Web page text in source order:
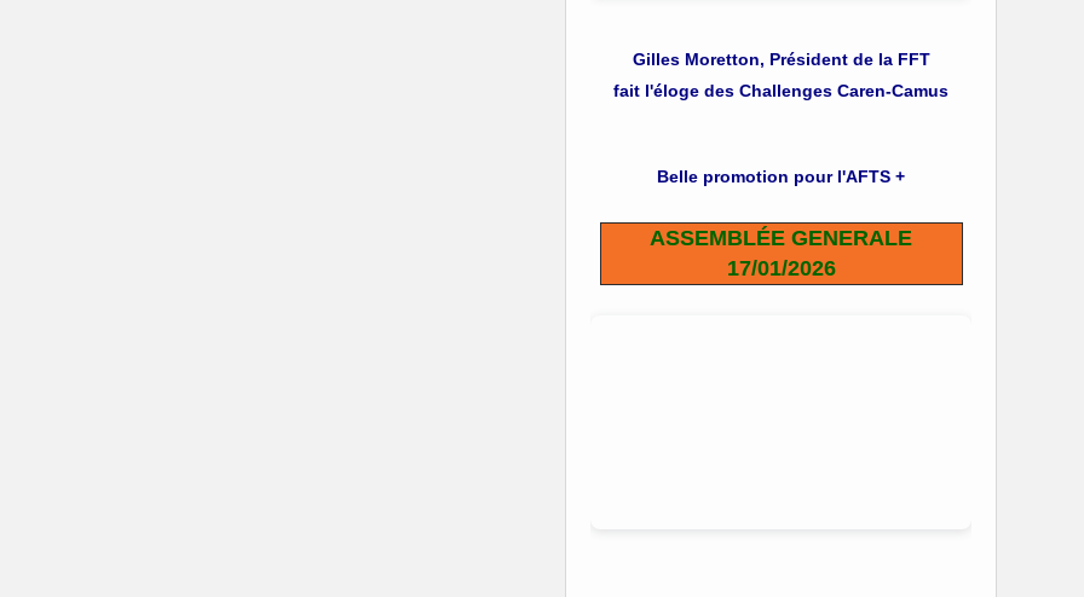
Gilles Moretton, Président de la FFT
fait l'éloge des Challenges Caren-Camus
Belle promotion pour l'AFTS +
ASSEMBLÉE GENERALE
17/01/2026